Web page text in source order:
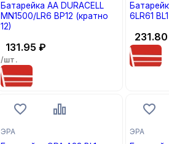
Батарейка AA DURACELL
MN1500/LR6 BP12 (кратно
12)
131.95 ₽
/шт.
6LR61
231.80
ЭРА ЭРА